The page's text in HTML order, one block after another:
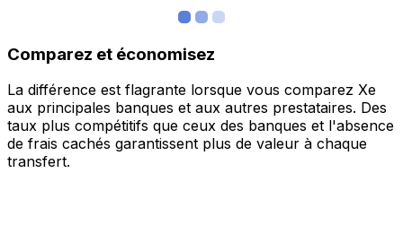
Comparez et économisez
La différence est flagrante lorsque vous comparez Xe
aux principales banques et aux autres prestataires. Des
taux plus compétitifs que ceux des banques et l'absence
de frais cachés garantissent plus de valeur à chaque
transfert.